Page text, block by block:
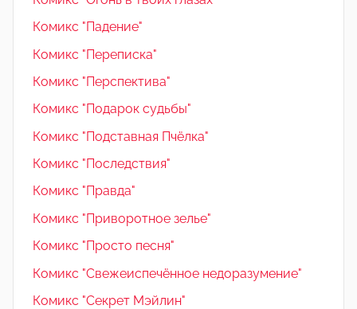
Комикс "Падение"
Комикс "Переписка"
Комикс "Перспектива"
Комикс "Подарок судьбы"
Комикс "Подставная Пчёлка"
Комикс "Последствия"
Комикс "Правда"
Комикс "Приворотное зелье"
Комикс "Просто песня"
Комикс "Свежеиспечённое недоразумение"
Комикс "Секрет Мэйлин"